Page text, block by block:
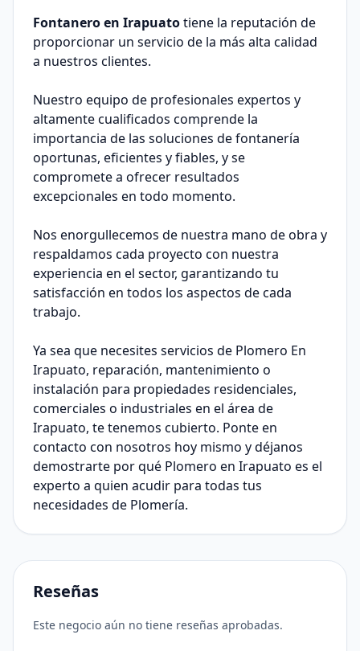
Fontanero en Irapuatotiene la reputación de
proporcionar un servicio de la más alta calidad
a nuestros clientes.
Nuestro equipo de profesionales expertos y
altamente cualificados comprende la
importancia de las soluciones de fontanería
oportunas, eficientes y fiables, y se
compromete a ofrecer resultados
excepcionales en todo momento.
Nos enorgullecemos de nuestra mano de obra y
respaldamos cada proyecto con nuestra
experiencia en el sector, garantizando tu
satisfacción en todos los aspectos de cada
trabajo.
Ya sea que necesites servicios de Plomero En
Irapuato, reparación, mantenimiento o
instalación para propiedades residenciales,
comerciales o industriales en el área de
Irapuato, te tenemos cubierto. Ponte en
contacto con nosotros hoy mismo y déjanos
demostrarte por qué Plomero en Irapuato es el
experto a quien acudir para todas tus
necesidades de Plomería.
Reseñas
Este negocio aún no tiene reseñas aprobadas.